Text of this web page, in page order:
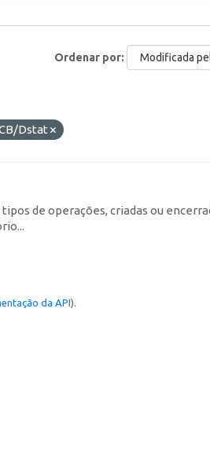
Ordenar por
Dstat
de operações, criadas ou
da API).